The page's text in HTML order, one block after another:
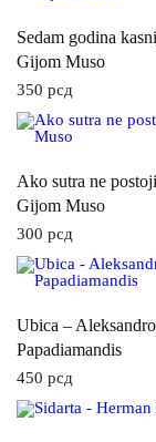
Sedam godina
Gijom Muso
350 рсд
Ako sutra ne
Gijom Muso
300 рсд
Ubica –
Papadiamandis
450 рсд